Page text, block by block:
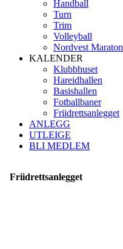
Handball
Turn
Trim
Volleyball
Nordvest Maraton
KALENDER
Klubbhuset
Hareidhallen
Basishallen
Fotballbaner
Friidrettsanlegget
ANLEGG
UTLEIGE
BLI MEDLEM
Friidrettsanlegget